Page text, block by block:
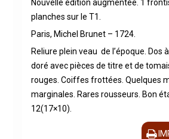
Nouvelle édition augmentée. 1
planches sur le T1.
Paris, Michel Brunet – 1724.
Reliure plein veau de l’époque. Dos
doré avec pièces de titre et de
rouges. Coiffes frottées. Quelques
marginales. Rares rousseurs. Bon
12(17×10).